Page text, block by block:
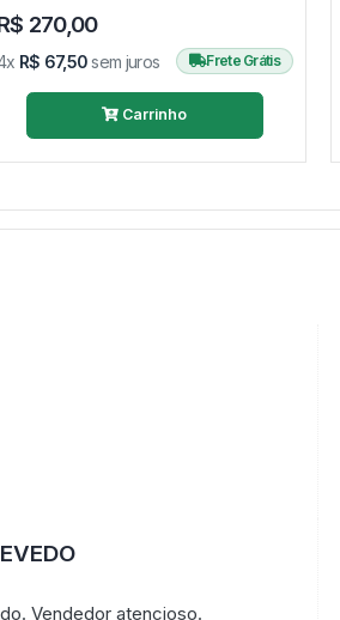
270,00
R$ 67,50sem juros Frete Grátis
Carrinho
Vendedor atencioso.